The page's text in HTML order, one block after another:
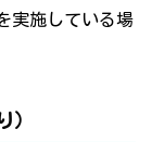
実施している場
）